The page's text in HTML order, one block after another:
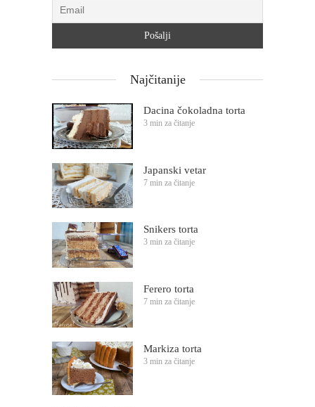
Najčitanije
Dacina čokoladna torta
3 min za čitanje
Japanski vetar
7 min za čitanje
Snikers torta
3 min za čitanje
Ferero torta
7 min za čitanje
Markiza torta
3 min za čitanje